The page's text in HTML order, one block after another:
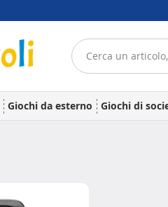
Giochi da esterno Giochi di